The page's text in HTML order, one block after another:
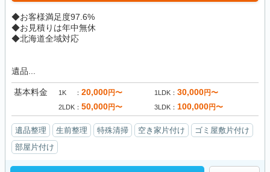
◆お客様満足度97.6%
◆お見積りは年中無休
◆北海道全域対応
遺品...
基本料金 1K 20,000円〜 1LDK 30,000円〜
2LDK 50,000円〜 3LDK 100,000円〜
遺品整理 生前整理 特殊清掃 空き家片付け
ゴミ屋敷片付け
部屋片付け